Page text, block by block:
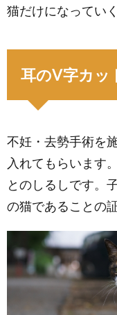
猫だけになってい
耳のV字カッ
不妊・去勢手術を
入れてもらいます
とのしるしです。
の猫であることの